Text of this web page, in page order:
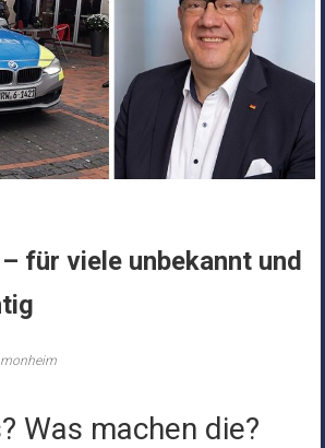
für viele unbekannt und
Was machen die?